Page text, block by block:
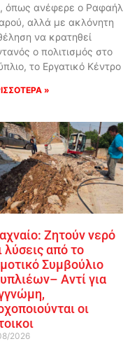
όπως ανέφερε ο Ραφαήλ
αλλά με ακλόνητη
να κρατηθεί
ο πολιτισμός στο
το Εργατικό Κέντρο
»
Ζητούν νερό
λύσεις από το
Συμβούλιο
Αντί για
οι
2026